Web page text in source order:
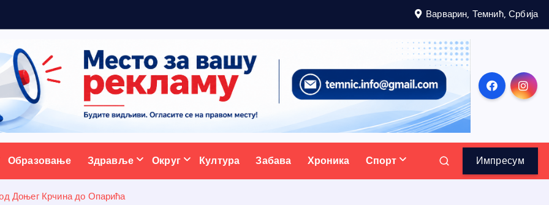
Варварин, Темнић, Србија
портал
Образовање Здравље Округ Култура Забава Хроника Спорт Импресум
Доњег Крчина до Опарића